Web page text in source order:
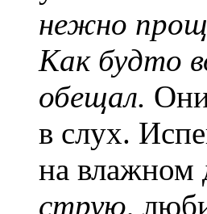
нежно
Как будто
обещал.
в слух.
на влажном
струю,